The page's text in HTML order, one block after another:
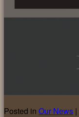
Posted in Our News |